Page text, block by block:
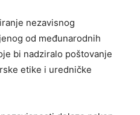
nezavisnog
od međunarodnih
bi nadziralo poštovanje
etike i uredničke